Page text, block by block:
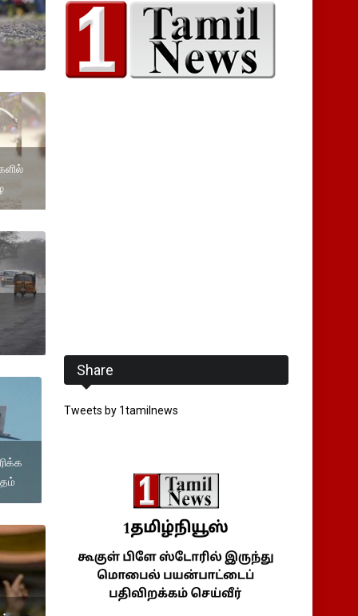
Share
Tweets by 1tamilnews